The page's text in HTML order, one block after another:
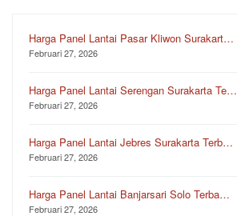
Harga Panel Lantai Pasar Kliwon Surakart…
Februari 27, 2026
Harga Panel Lantai Serengan Surakarta Te…
Februari 27, 2026
Harga Panel Lantai Jebres Surakarta Terb…
Februari 27, 2026
Harga Panel Lantai Banjarsari Solo Terba…
Februari 27, 2026